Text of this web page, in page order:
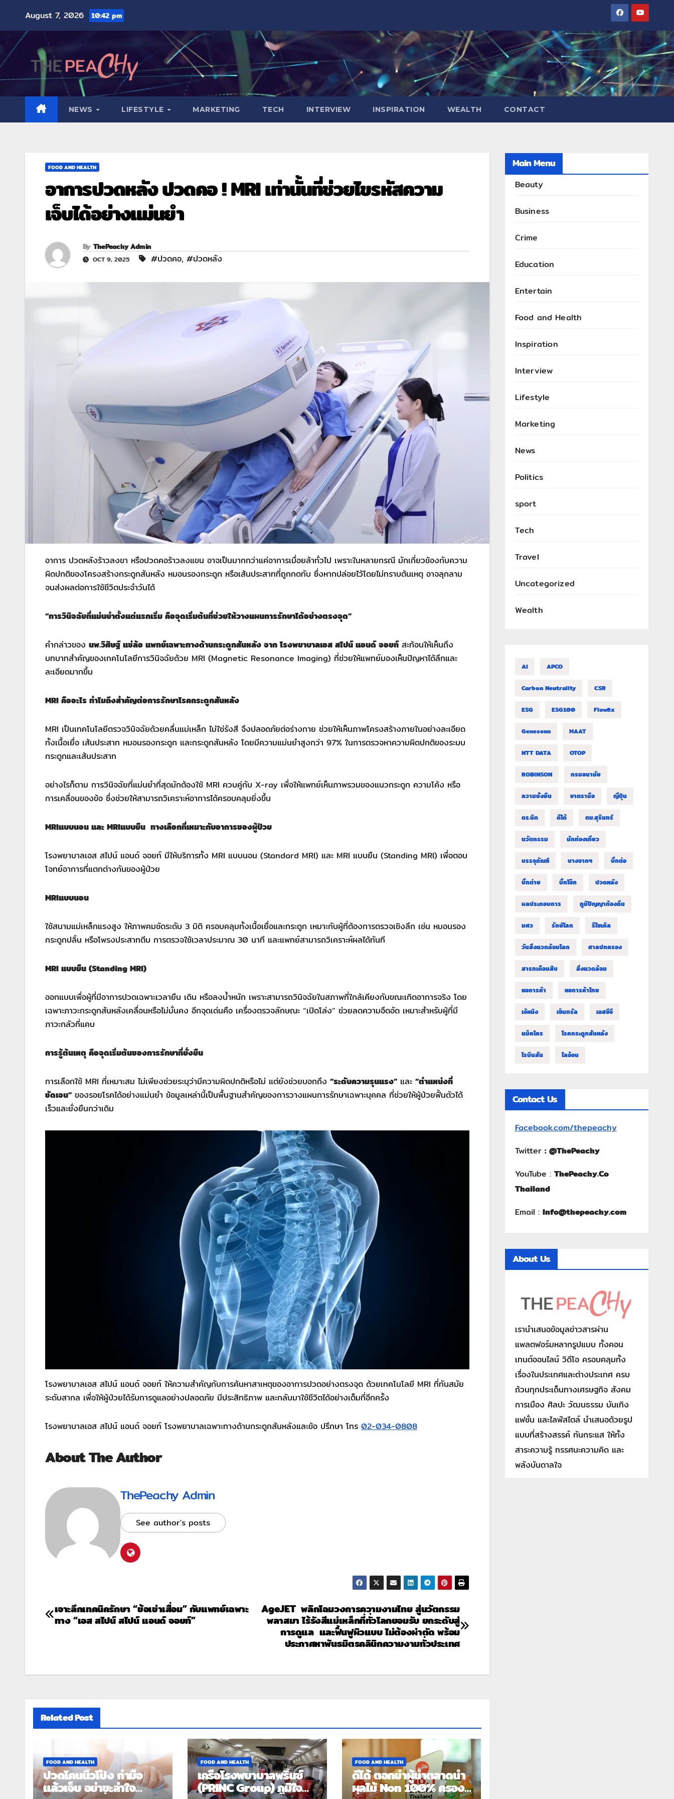
August 7, 2026 10:42 pm
NEWS LIFESTYLE MARKETING TECH INTERVIEW INSPIRATION WEALTH CONTACT
FOOD AND HEALTH
อาการปวดหลัง ปวดคอ ! MRI เท่านั้นที่ช่วยไขรหัสความ
เจ็บได้อย่างแม่นยำ
By ThePeachy Admin
OCT 9, 2025 #ปวดคอ, #ปวดหลัง
อาการ ปวดหลังร้าวลงขา หรือปวดคอร้าวลงแขน อาจเป็นมากกว่าแค่อาการเมื่อยล้าทั่วไป เพราะในหลายกรณี มักเกี่ยวข้องกับความ
ผิดปกติของโครงสร้างกระดูกสันหลัง หมอนรองกระดูก หรือเส้นประสาทที่ถูกกดทับ ซึ่งหากปล่อยไว้โดยไม่ทราบต้นเหตุ อาจลุกลาม
จนส่งผลต่อการใช้ชีวิตประจำวันได้
“การวินิจฉัยที่แม่นยำตั้งแต่แรกเริ่ม คือจุดเริ่มต้นที่ช่วยให้วางแผนการรักษาได้อย่างตรงจุด”
คำกล่าวของ นพ.วิศิษฐ์ แซ่ล้อ แพทย์เฉพาะทางด้านกระดูกสันหลัง จาก โรงพยาบาลเอส สไปน์ แอนด์ จอยท์สะท้อนให้เห็นถึง
บทบาทสำคัญของเทคโนโลยีการวินิจฉัยด้วย MRI (Magnetic Resonance Imaging) ที่ช่วยให้แพทย์มองเห็นปัญหาได้ลึกและ
ละเอียดมากขึ้น
MRI คืออะไร ทำไมถึงสำคัญต่อการรักษาโรคกระดูกสันหลัง
MRI เป็นเทคโนโลยีตรวจวินิจฉัยด้วยคลื่นแม่เหล็ก ไม่ใช่รังสี จึงปลอดภัยต่อร่างกาย ช่วยให้เห็นภาพโครงสร้างภายในอย่างละเอียด
ทั้งเนื้อเยื่อ เส้นประสาท หมอนรองกระดูก และกระดูกสันหลัง โดยมีความแม่นยำสูงกว่า 97% ในการตรวจหาความผิดปกติของระบบ
กระดูกและเส้นประสาท
อย่างไรก็ตาม การวินิจฉัยที่แม่นยำที่สุดมักต้องใช้ MRI ควบคู่กับ X-ray เพื่อให้แพทย์เห็นภาพรวมของแนวกระดูก ความโค้ง หรือ
การเคลื่อนของข้อ ซึ่งช่วยให้สามารถวิเคราะห์อาการได้ครอบคลุมยิ่งขึ้น
MRIแบบนอน และ MRIแบบยืน ทางเลือกที่เหมาะกับอาการของผู้ป่วย
โรงพยาบาลเอส สไปน์ แอนด์ จอยท์ มีให้บริการทั้ง MRI แบบนอน (Standard MRI) และ MRI แบบยืน (Standing MRI) เพื่อตอบ
โจทย์อาการที่แตกต่างกันของผู้ป่วย
MRIแบบนอน
ใช้สนามแม่เหล็กแรงสูง ให้ภาพคมชัดระดับ 3 มิติ ครอบคลุมทั้งเนื้อเยื่อและกระดูก เหมาะกับผู้ที่ต้องการตรวจเชิงลึก เช่น หมอนรอง
กระดูกปลิ้น หรือโพรงประสาทตีบ การตรวจใช้เวลาประมาณ 30 นาที และแพทย์สามารถวิเคราะห์ผลได้ทันที
MRI แบบยืน (Standing MRI)
ออกแบบเพื่อผู้ที่มีอาการปวดเฉพาะเวลายืน เดิน หรือลงน้ำหนัก เพราะสามารถวินิจฉัยในสภาพที่ใกล้เคียงกับขณะเกิดอาการจริง โดย
เฉพาะภาวะกระดูกสันหลังเคลื่อนหรือไม่มั่นคง อีกจุดเด่นคือ เครื่องตรวจลักษณะ “เปิดโล่ง” ช่วยลดความอึดอัด เหมาะสำหรับผู้ที่มี
ภาวะกลัวที่แคบ
การรู้ต้นเหตุ คือจุดเริ่มต้นของการรักษาที่ยั่งยืน
การเลือกใช้ MRI ที่เหมาะสม ไม่เพียงช่วยระบุว่ามีความผิดปกติหรือไม่ แต่ยังช่วยบอกถึง “ระดับความรุนแรง” และ “ตำแหน่งที่
ชัดเจน” ของรอยโรคได้อย่างแม่นยำ ข้อมูลเหล่านี้เป็นพื้นฐานสำคัญของการวางแผนการรักษาเฉพาะบุคคล ที่ช่วยให้ผู้ป่วยฟื้นตัวได้
เร็วและยั่งยืนกว่าเดิม
โรงพยาบาลเอส สไปน์ แอนด์ จอยท์ ให้ความสำคัญกับการค้นหาสาเหตุของอาการปวดอย่างตรงจุด ด้วยเทคโนโลยี MRI ที่ทันสมัย
ระดับสากล เพื่อให้ผู้ป่วยได้รับการดูแลอย่างปลอดภัย มีประสิทธิภาพ และกลับมาใช้ชีวิตได้อย่างเต็มที่อีกครั้ง
โรงพยาบาลเอส สไปน์ แอนด์ จอยท์ โรงพยาบาลเฉพาะทางด้านกระดูกสันหลังและข้อ ปรึกษา โทร 02-034-0808
About The Author
ThePeachy Admin
See author's posts
AgeJET พลิกโฉมวงการความงามไทย สู่นวัตกรรม
พลาสมา ไร้รังสีแม่เหล็กที่ทั่วโลกยอมรับ ยกระดับสู่
การดูแล และฟื้นฟูผิวแบบ ไม่ต้องผ่าตัด พร้อม
ประกาศหาพันธมิตรคลินิกความงามทั่วประเทศ
เจาะลึกเทคนิครักษา “ข้อเข่าเสื่อม” กับแพทย์เฉพาะ
ทาง “เอส สไปน์ สไปน์ แอนด์ จอยท์”
Related Post
FOOD AND HEALTH
ปวดโคนนิ้วโป้ง กำมือ
แล้วเจ็บ อย่าชะล่าใจ
FOOD AND HEALTH
เครือโรงพยาบาลพริ้นซ์
(PRINC Group) ภูมิใจ
FOOD AND HEALTH
ดีโด้ ตอกย้ำผู้นำตลาดน้ำ
ผลไม้ Non 100% ครอง
Main Menu
Beauty
Business
Crime
Education
Entertain
Food and Health
Inspiration
Interview
Lifestyle
Marketing
News
Politics
sport
Tech
Travel
Uncategorized
Wealth
AI APCO
Carbon Neutrality CSR
ESG ESG100 Flowfix
Genesenn MAAT
NTT DATA OTOP
ROBINSON กรมอนามัย
ความยั่งยืน ชาตรามือ ญี่ปุ่น
ดร.นิด ดีโด้ ตม.สุรินทร์
นวัตกรรม นักท่องเที่ยว
บรรจุภัณฑ์ บางจากฯ บิ๊กต่อ
บิ๊กต่าย บิ๊กโจ๊ก ปวดหลัง
ผลประกอบการ ภูมิปัญญาท้องถิ่น
มศว รักษ์โลก รีไซเคิล
วันสิ่งแวดล้อมโลก ศาลปกครอง
สารทเดือนสิบ สิ่งแวดล้อม
หอการค้า หอการค้าไทย
เจ้หนิง เซ็นทรัล เอสซีจี
แม็คโคร โรคกระดูกสันหลัง
โรบินสัน ไลอ้อน
Contact Us
Facebook.com/thepeachy
Twitter : @ThePeachy
YouTube : ThePeachy.Co
Thailand
Email : Info@thepeachy.com
About Us
เรานำเสนอข้อมูลข่าวสารผ่าน
แพลตฟอร์มหลากรูปแบบ ทั้งคอน
เทนต์ออนไลน์ วิดีโอ ครอบคลุมทั้ง
เรื่องในประเทศและต่างประเทศ ครบ
ถ้วนทุกประเด็นทางเศรษฐกิจ สังคม
การเมือง ศิลปะ วัฒนธรรม บันเทิง
แฟชั่น และไลฟ์สไตล์ นำเสนอด้วยรูป
แบบที่สร้างสรรค์ ทันกระแส ให้ทั้ง
สาระความรู้ ทรรศนะความคิด และ
พลังบันดาลใจ